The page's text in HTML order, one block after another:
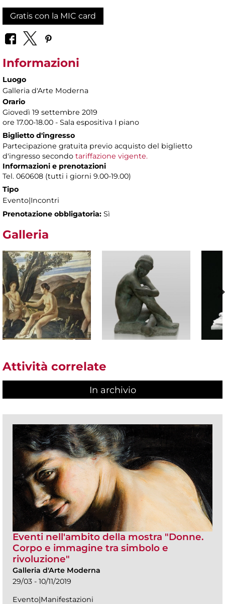
Gratis con la MIC card
Informazioni
Luogo
Galleria d'Arte Moderna
Orario
Giovedì 19 settembre 2019
ore 17.00-18.00 - Sala espositiva I piano
Biglietto d'ingresso
Partecipazione gratuita previo acquisto del biglietto
d'ingresso secondo tariffazione vigente.
Informazioni e prenotazioni
Tel. 060608 (tutti i giorni 9.00-19.00)
Tipo
Evento|Incontri
Prenotazione obbligatoria: Sì
Galleria
Attività correlate
In archivio
Eventi nell'ambito della mostra "Donne.
Corpo e immagine tra simbolo e
rivoluzione"
Galleria d'Arte Moderna
29/03 - 10/11/2019
Evento|Manifestazioni